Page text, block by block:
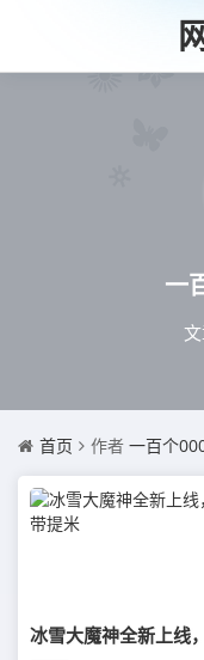
一
首页 作者 一百个